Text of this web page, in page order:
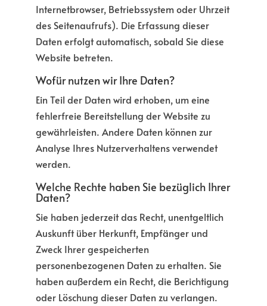
Internetbrowser, Betriebssystem oder Uhrzeit
des Seitenaufrufs). Die Erfassung dieser
Daten erfolgt automatisch, sobald Sie diese
Website betreten.
Wofür nutzen wir Ihre Daten?
Ein Teil der Daten wird erhoben, um eine
fehlerfreie Bereitstellung der Website zu
gewährleisten. Andere Daten können zur
Analyse Ihres Nutzerverhaltens verwendet
werden.
Welche Rechte haben Sie bezüglich Ihrer
Daten?
Sie haben jederzeit das Recht, unentgeltlich
Auskunft über Herkunft, Empfänger und
Zweck Ihrer gespeicherten
personenbezogenen Daten zu erhalten. Sie
haben außerdem ein Recht, die Berichtigung
oder Löschung dieser Daten zu verlangen.